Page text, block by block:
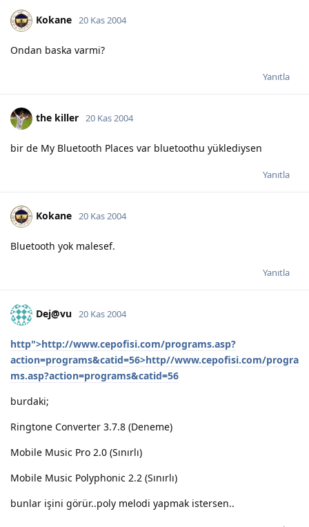
Kokane 20 Kas 2004
Ondan baska varmi?
Yanıtla
the killer 20 Kas 2004
bir de My Bluetooth Places var bluetoothu yüklediysen
Yanıtla
Kokane 20 Kas 2004
Bluetooth yok malesef.
Yanıtla
Dej@vu 20 Kas 2004
http">http://www.cepofisi.com/programs.asp?
action=programs&catid=56>http//www.cepofisi.com/progra
ms.asp?action=programs&catid=56
burdaki;
Ringtone Converter 3.7.8 (Deneme)
Mobile Music Pro 2.0 (Sınırlı)
Mobile Music Polyphonic 2.2 (Sınırlı)
bunlar işini görür..poly melodi yapmak istersen..